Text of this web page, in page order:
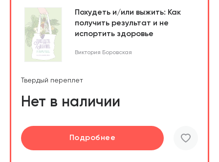
Похудеть и/или выжить: Как
получить результат и не
испортить здоровье
Виктория Боровская
Твердый переплет
Нет в наличии
Подробнее